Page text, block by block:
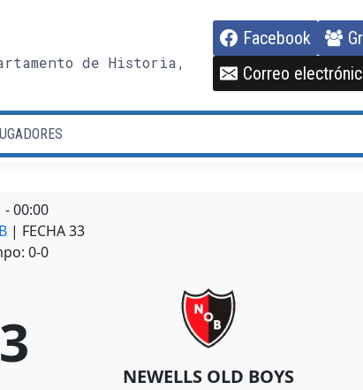
de Historia,
Facebook
Correo
-00:00
| FECHA 33
0-0
3 NEWELLS OLD BOYS